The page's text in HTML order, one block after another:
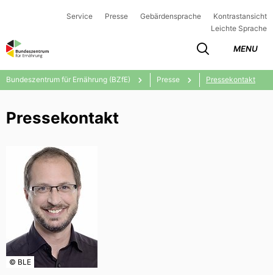
Service Presse Gebärdensprache
Kontrastansicht
Leichte Sprache
MENU
Bundeszentrum für Ernährung (BZfE) Presse Pressekontakt
Pressekontakt
© BLE